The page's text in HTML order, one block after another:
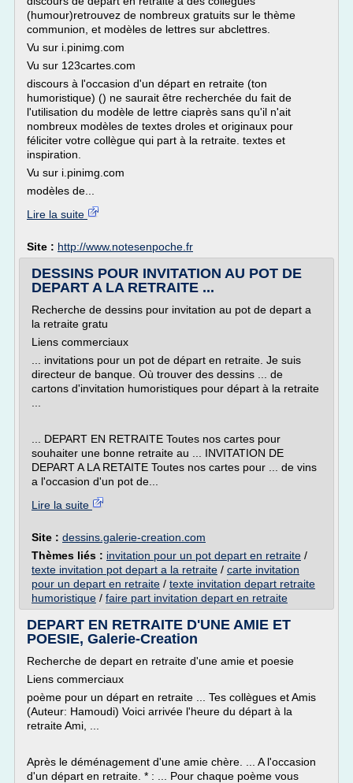
(humour)retrouvez de nombreux gratuits sur le thème
communion, et modèles de lettres sur abclettres.
Vu sur i.pinimg.com
Vu sur 123cartes.com
discours à l'occasion d'un départ en retraite (ton
humoristique) () ne saurait être recherchée du fait de
l'utilisation du modèle de lettre ciaprès sans qu'il n'ait
nombreux modèles de textes droles et originaux pour
féliciter votre collègue qui part à la retraite. textes et
inspiration.
Vu sur i.pinimg.com
modèles de...
Lire la suite
Site : http://www.notesenpoche.fr
DESSINS POUR INVITATION AU POT DE
DEPART A LA RETRAITE ...
Recherche de dessins pour invitation au pot de depart a
la retraite gratu
Liens commerciaux
... invitations pour un pot de départ en retraite. Je suis
directeur de banque. Où trouver des dessins ... de
cartons d'invitation humoristiques pour départ à la retraite
... DEPART EN RETRAITE Toutes nos cartes pour
souhaiter une bonne retraite au ... INVITATION DE
DEPART A LA RETAITE Toutes nos cartes pour ... de vins
a l'occasion d'un pot de...
Lire la suite
Site : dessins.galerie-creation.com
Thèmes liés : invitation pour un pot depart en retraite /
texte invitation pot depart a la retraite / carte invitation
pour un depart en retraite / texte invitation depart retraite
humoristique / faire part invitation depart en retraite
DEPART EN RETRAITE D'UNE AMIE ET
POESIE, Galerie-Creation
Recherche de depart en retraite d'une amie et poesie
Liens commerciaux
poème pour un départ en retraite ... Tes collègues et Amis
(Auteur: Hamoudi) Voici arrivée l'heure du départ à la
retraite Ami, ...
Après le déménagement d'une amie chère. ... A l'occasion
d'un départ en retraite. * : ... Pour chaque poème vous